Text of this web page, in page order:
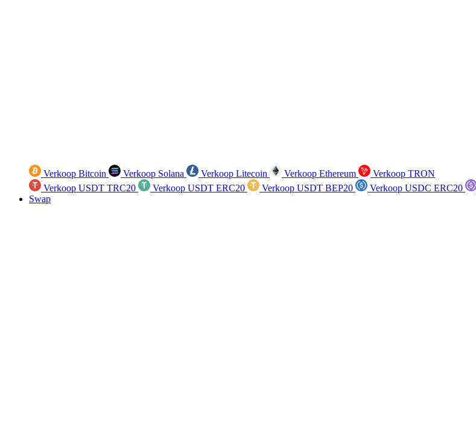
Verkoop Bitcoin Verkoop Solana Verkoop Litecoin Verkoop Ethereum
Verkoop TRON
Verkoop USDT TRC20
Verkoop USDT ERC20 Verkoop USDT BEP20 Verkoop USDC ERC20
Swap